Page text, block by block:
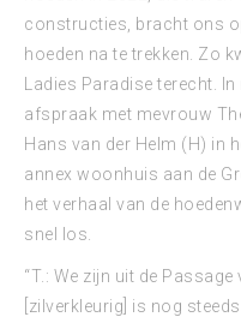
constructies, bracht ons
hoeden na te trekken. Zo
Ladies Paradise terecht.
afspraak met mevrouw
Hans van der Helm (H) in
annex woonhuis aan de
het verhaal van de
snel los.
“T.: We zijn uit de
[zilverkleurig] is nog